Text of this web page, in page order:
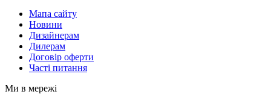
Мапа сайту
Новини
Дизайнерам
Дилерам
Договір оферти
Часті питання
Ми в мережі